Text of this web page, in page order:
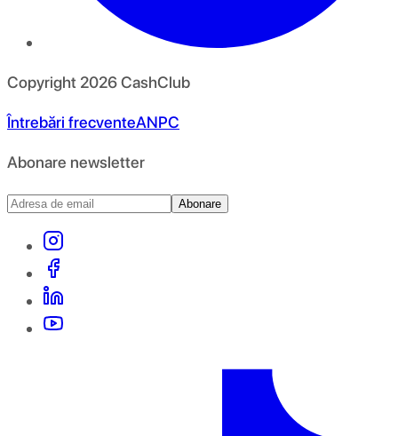
Copyright 2026CashClub
Întrebări frecventeANPC
Abonare newsletter
Abonare